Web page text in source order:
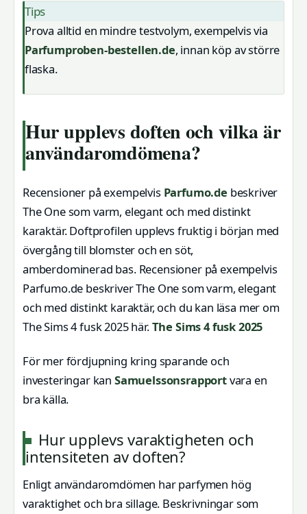
Tips
Prova alltid en mindre testvolym, exempelvis via
Parfumproben-bestellen.de, innan köp av större
flaska.
Hur upplevs doften och vilka är
användaromdömena?
Recensioner på exempelvis Parfumo.de beskriver
The One som varm, elegant och med distinkt
karaktär. Doftprofilen upplevs fruktig i början med
övergång till blomster och en söt,
amberdominerad bas. Recensioner på exempelvis
Parfumo.de beskriver The One som varm, elegant
och med distinkt karaktär, och du kan läsa mer om
The Sims 4 fusk 2025 här.The Sims 4 fusk 2025
För mer fördjupning kring sparande och
investeringar kan Samuelssonsrapportvara en
bra källa.
Hur upplevs varaktigheten och
intensiteten av doften?
Enligt användaromdömen har parfymen hög
varaktighet och bra sillage. Beskrivningar som